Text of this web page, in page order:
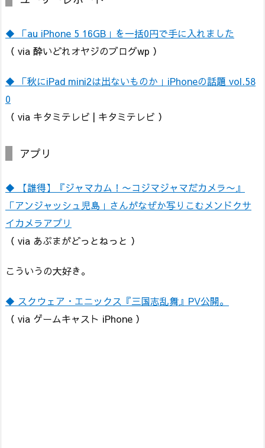
◆ 「au iPhone 5 16GB」を一括0円で手に入れました
（ via 酔いどれオヤジのブログwp ）
◆ 「秋にiPad mini2は出ないものか」iPhoneの話題 vol.58
0
（ via キタミテレビ | キタミテレビ ）
アプリ
◆ 【誰得】『ジャマカム！〜コジマジャマだカメラ〜』
「アンジャッシュ児島」さんがなぜか写りこむメンドクサ
イカメラアプリ
（ via あぷまがどっとねっと ）
こういうの大好き。
◆ スクウェア・エニックス『三国志乱舞』PV公開。
（ via ゲームキャスト iPhone ）